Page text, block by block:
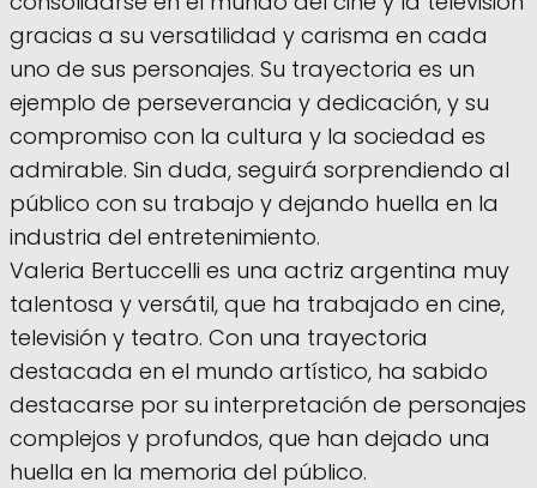
gracias a su versatilidad y carisma en cada
uno de sus personajes. Su trayectoria es un
ejemplo de perseverancia y dedicación, y su
compromiso con la cultura y la sociedad es
admirable. Sin duda, seguirá sorprendiendo al
público con su trabajo y dejando huella en la
industria del entretenimiento.
Valeria Bertuccelli es una actriz argentina muy
talentosa y versátil, que ha trabajado en cine,
televisión y teatro. Con una trayectoria
destacada en el mundo artístico, ha sabido
destacarse por su interpretación de personajes
complejos y profundos, que han dejado una
huella en la memoria del público.